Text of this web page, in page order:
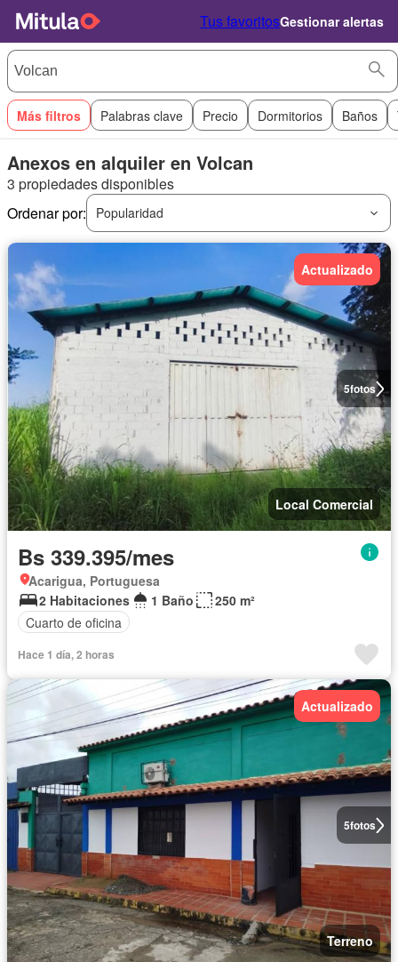
Tus favoritosGestionar alertas
Más filtros Palabras clave Precio Dormitorios Baños
Anexos en alquiler en Volcan
3 propiedades disponibles
Ordenar por:
Popularidad
5fotos
Actualizado
Local Comercial
Bs 339.395/mes
Acarigua, Portuguesa
2 Habitaciones
1 Baño
250 m²
Cuarto de oficina
Hace 1 día, 2 horas
5fotos
Actualizado
Terreno